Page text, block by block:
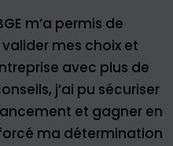
m’a permis de
mes choix et
avec plus de
j’ai pu sécuriser
et gagner en
ma détermination